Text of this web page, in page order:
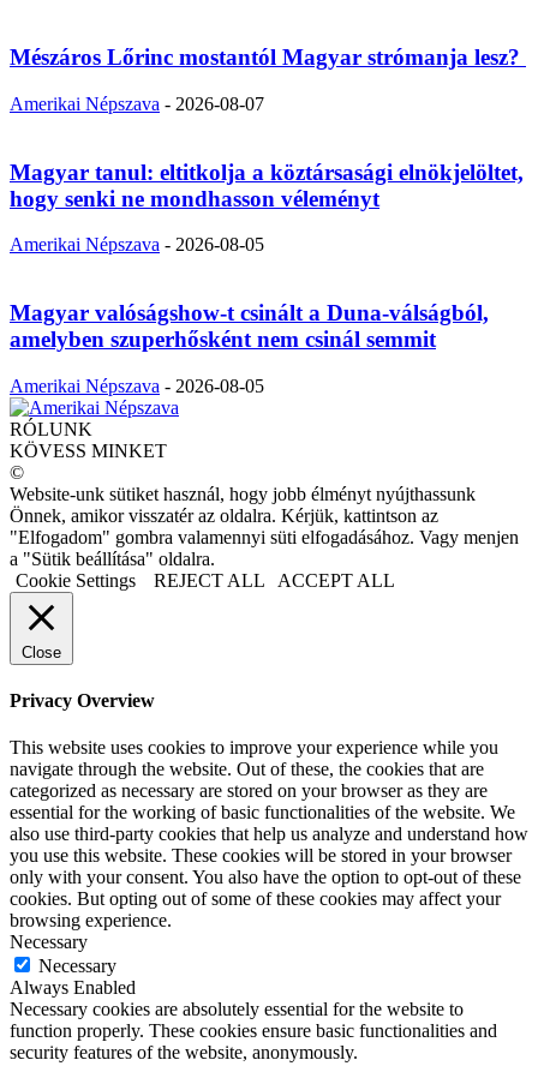
Mészáros Lőrinc mostantól Magyar strómanja lesz?
Amerikai Népszava - 2026-08-07
Magyar tanul: eltitkolja a köztársasági elnökjelöltet,
hogy senki ne mondhasson véleményt
Amerikai Népszava - 2026-08-05
Magyar valóságshow-t csinált a Duna-válságból,
amelyben szuperhősként nem csinál semmit
Amerikai Népszava - 2026-08-05
RÓLUNK
KÖVESS MINKET
©
Website-unk sütiket használ, hogy jobb élményt nyújthassunk
Önnek, amikor visszatér az oldalra. Kérjük, kattintson az
"Elfogadom" gombra valamennyi süti elfogadásához. Vagy menjen
a "Sütik beállítása" oldalra.
Cookie Settings
REJECT ALL ACCEPT ALL
Close
Privacy Overview
This website uses cookies to improve your experience while you
navigate through the website. Out of these, the cookies that are
categorized as necessary are stored on your browser as they are
essential for the working of basic functionalities of the website. We
also use third-party cookies that help us analyze and understand how
you use this website. These cookies will be stored in your browser
only with your consent. You also have the option to opt-out of these
cookies. But opting out of some of these cookies may affect your
browsing experience.
Necessary
Necessary
Always Enabled
Necessary cookies are absolutely essential for the website to
function properly. These cookies ensure basic functionalities and
security features of the website, anonymously.